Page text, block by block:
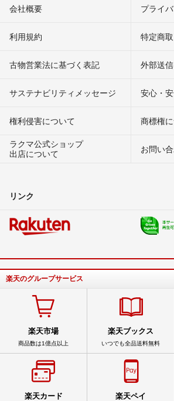
会社概要 プライ
利用規約 特定商
古物営業法に基づく表記 外部送
サステナビリティメッセージ 安心・
権利侵害について
商標権
ラクマ公式ショップ
出店について
お問い
リンク
楽天のグループサービス
楽天市場
商品数は1億点以上
楽天ブックス
いつでも全品送料無料
楽天カード 楽天ペイ